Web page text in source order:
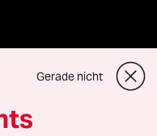
Gerade nicht